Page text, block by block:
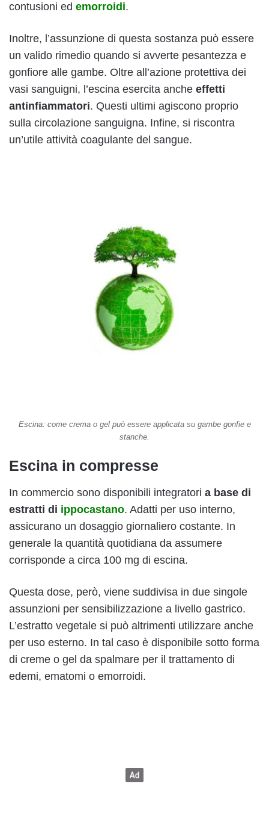
contusioni ed emorroidi.
Inoltre, l’assunzione di questa sostanza può essere
un valido rimedio quando si avverte pesantezza e
gonfiore alle gambe. Oltre all’azione protettiva dei
vasi sanguigni, l’escina esercita anche effetti
antinfiammatori. Questi ultimi agiscono proprio
sulla circolazione sanguigna. Infine, si riscontra
un’utile attività coagulante del sangue.
Escina: come crema o gel può essere applicata su gambe gonfie e
stanche.
Escina in compresse
In commercio sono disponibili integratori a base di
estratti di ippocastano. Adatti per uso interno,
assicurano un dosaggio giornaliero costante. In
generale la quantità quotidiana da assumere
corrisponde a circa 100 mg di escina.
Questa dose, però, viene suddivisa in due singole
assunzioni per sensibilizzazione a livello gastrico.
L’estratto vegetale si può altrimenti utilizzare anche
per uso esterno. In tal caso è disponibile sotto forma
di creme o gel da spalmare per il trattamento di
edemi, ematomi o emorroidi.